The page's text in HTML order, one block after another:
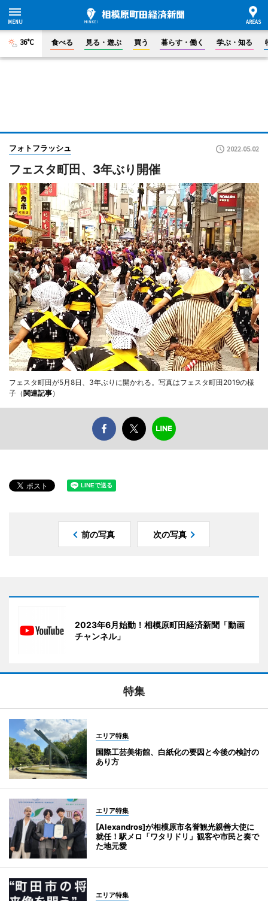
36°C 食べる 見る・遊ぶ 買う 暮らす・働く 学ぶ・知る
フォトフラッシュ 2022.05.02
フェスタ町田、3年ぶり開催
フェスタ町田が5月8日、3年ぶりに開かれる。写真はフェスタ町田2019の様
子（ 関連記事）
前の写真 次の写真
2023年6月始動！相模原町田経済新聞「動画
チャンネル」
特集
エリア特集
国際工芸美術館、白紙化の要因と今後の検討の
あり方
エリア特集
[Alexandros]が相模原市名誉観光親善大使に
就任！駅メロ「ワタリドリ」観客や市民と奏で
た地元愛
エリア特集